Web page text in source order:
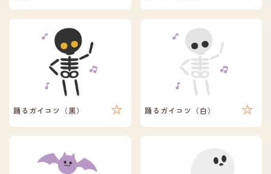
踊るガイコツ（黒） 踊るガイコツ（白）